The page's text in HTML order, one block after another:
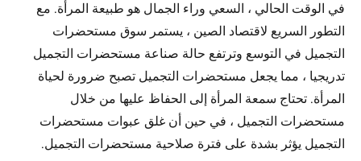
في الوقت الحالي ، السعي وراء الجمال هو طبيعة المرأة. مع
التطور السريع لاقتصاد الصين ، يستمر سوق مستحضرات
التجميل في التوسع وترتفع حالة صناعة مستحضرات التجميل
تدريجيا ، مما يجعل مستحضرات التجميل تصبح ضرورة لحياة
المرأة. تحتاج سمعة المرأة إلى الحفاظ عليها من خلال
مستحضرات التجميل ، في حين أن غلق عبوات مستحضرات
التجميل يؤثر بشدة على فترة صلاحية مستحضرات التجميل.